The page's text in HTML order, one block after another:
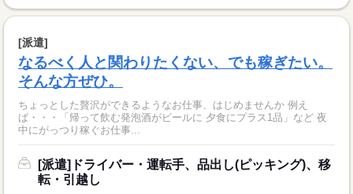
[派遣]
なるべく人と関わりたくない、でも稼ぎたい。
そんな方ぜひ。
ちょっとした贅沢ができるようなお仕事、はじめませんか 例え
ば・・・「帰って飲む発泡酒がビールに 夕食にプラス1品」など 夜
中にがっつり稼ぐお仕事...
[派遣]ドライバー・運転手、品出し(ピッキング)、移
転・引越し